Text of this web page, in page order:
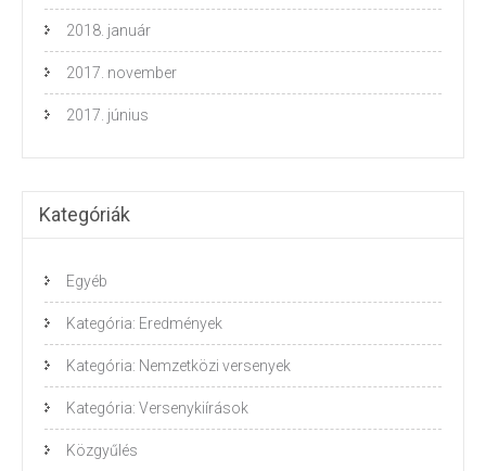
2018. január
2017. november
2017. június
Kategóriák
Egyéb
Kategória: Eredmények
Kategória: Nemzetközi versenyek
Kategória: Versenykiírások
Közgyűlés